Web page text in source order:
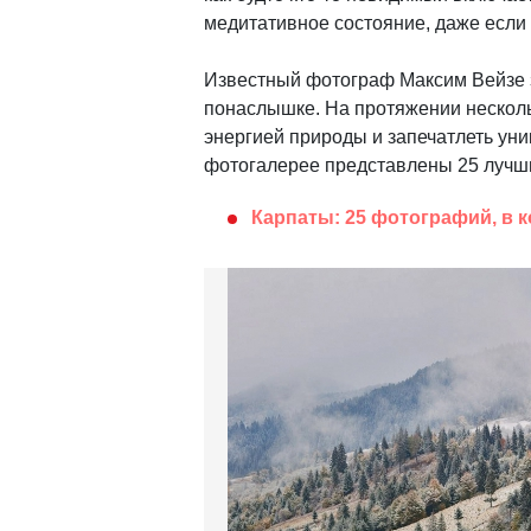
медитативное состояние, даже
Известный фотограф Максим Вейзе
понаслышке. На протяжении
энергией природы и запечатлеть
фотогалерее представлены 25
Карпаты: 25 фотографий, в